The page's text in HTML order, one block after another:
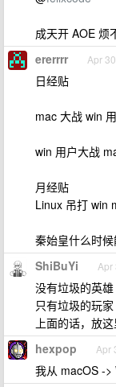
成天开 AOE 烦
ererrrr Apr
日经贴
mac 大战 win
win 用户大战
月经贴
Linux 吊打 win
秦始皇什么时候
ShiBuYi Apr
没有垃圾的英雄
只有垃圾的玩家
上面的话，放
hexpop Apr
我从 macOS -